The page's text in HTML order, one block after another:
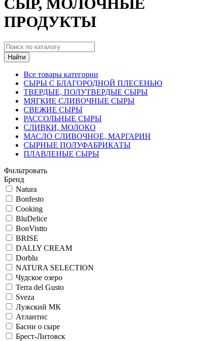
СЫР, МОЛОЧНЫЕ
ПРОДУКТЫ
Найти
Все товары категории
СЫРЫ С БЛАГОРОДНОЙ ПЛЕСЕНЬЮ
ТВЕРДЫЕ, ПОЛУТВЕРДЫЕ СЫРЫ
МЯГКИЕ СЛИВОЧНЫЕ СЫРЫ
СВЕЖИЕ СЫРЫ
РАССОЛЬНЫЕ СЫРЫ
СЛИВКИ, МОЛОКО
МАСЛО СЛИВОЧНОЕ, МАРГАРИН
СЫРНЫЕ ПОЛУФАБРИКАТЫ
ПЛАВЛЕНЫЕ СЫРЫ
Фильтровать
Бренд
Natura
Bonfesto
Cooking
BluDelice
BonVistto
BRISE
DALLY CREAM
Dorblu
NATURA SELECTION
Чудское озеро
Terra del Gusto
Sveza
Лужский МК
Атлантис
Басни о сыре
Брест-Литовск